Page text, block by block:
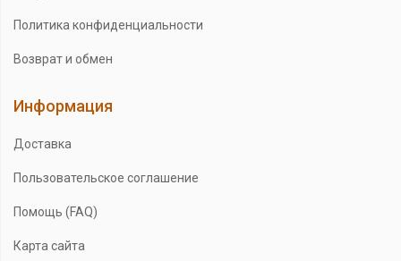
Политика конфиденциальности
Возврат и обмен
Информация
Доставка
Пользовательское соглашение
Помощь (FAQ)
Карта сайта